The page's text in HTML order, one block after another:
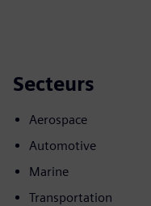
Secteurs
Aerospace
Automotive
Marine
Transportation